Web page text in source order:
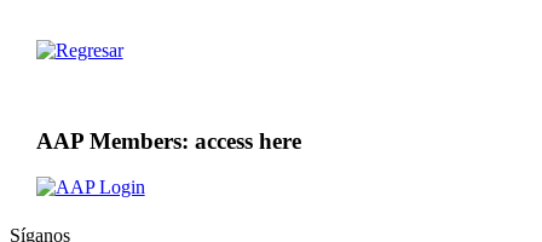
AAP Members: access here
Síganos